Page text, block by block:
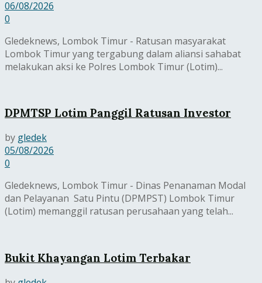
06/08/2026
0
Gledeknews, Lombok Timur - Ratusan masyarakat
Lombok Timur yang tergabung dalam aliansi sahabat
melakukan aksi ke Polres Lombok Timur (Lotim)...
DPMTSP Lotim Panggil Ratusan Investor
by gledek
05/08/2026
0
Gledeknews, Lombok Timur - Dinas Penanaman Modal
dan Pelayanan Satu Pintu (DPMPST) Lombok Timur
(Lotim) memanggil ratusan perusahaan yang telah...
Bukit Khayangan Lotim Terbakar